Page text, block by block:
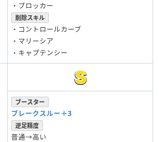
・ブロッカー
削除スキル
・コントロールカーブ
・マリーシア
・キャプテンシー
ブースター
ブレークスルー＋3
逆足精度
普通→高い